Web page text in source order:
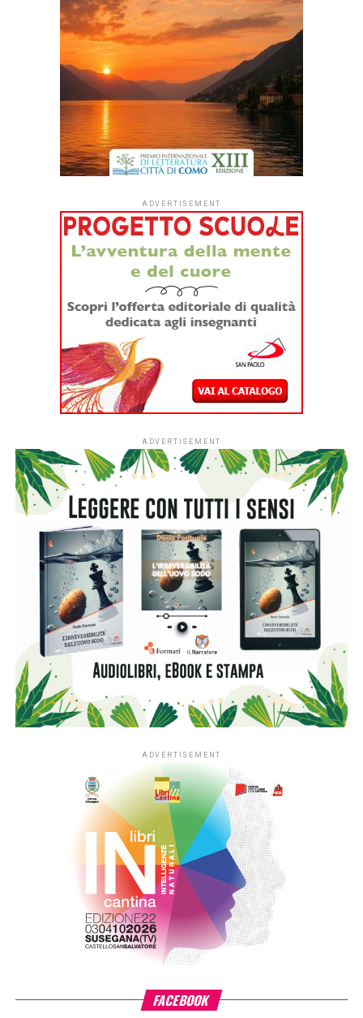
Dopo quattro anni di sperimentazione, #ioleggoperché
apre per la prima volta le iscrizioni a tutti gli asili nido
1° settembrele strutture educative per la
fascia 0-3 anni di tutto il Paese potranno aderire
all’iniziativa sociale dell’Associazione Italiana Editori (AIE)
a favore delle biblioteche scolastiche e partecipare alla
campagna nazionale di donazione di libri in programma dal
7 al 15 novembre 2026.
L’ingresso di tutti i nidi italiani segna una nuova fase per
#ioleggoperché che, dopo dieci anni al fianco delle
scuole, amplia il proprio raggio d’azione includendo anche i
servizi educativi per la primissima infanzia.
L’apertura nazionale è resa possibile grazie alsostegno
di Fondazione Cariplo, che dal 2022 ha accompagnato lo
sviluppo di #ioleggoperchéLAB-NIDI, il progetto
sperimentale dedicato ai nidi realizzato in Lombardia e
nelle province di Novara e Verbano-Cusio-Ossola,
territorio di riferimento della Fondazione. In quattro anni la
sperimentazione ha coinvolto fino a 350 asili nido situati
nei contesti più fragili di queste aree, contribuendo ad
libri nella quotidianità educativa. L’estensione del progetto
si inserisce nella cornice della sfida di mandato Anita –
L’infanzia prima di Fondazione Cariplo, che sostiene il
benessere dei bambini e delle bambine tra 0 e 6 anni, con
particolare attenzione alle situazioni di povertà e fragilità
sociale ed economica, promuovendo percorsi di crescita
individuale e lo sviluppo delle comunità educanti.
«L’estensione di #ioleggoperché a tutti gli asili nido
Giovanni Azzone, presidente Fondazione
–. L’esperienza ci ha confermato quanto la lettura